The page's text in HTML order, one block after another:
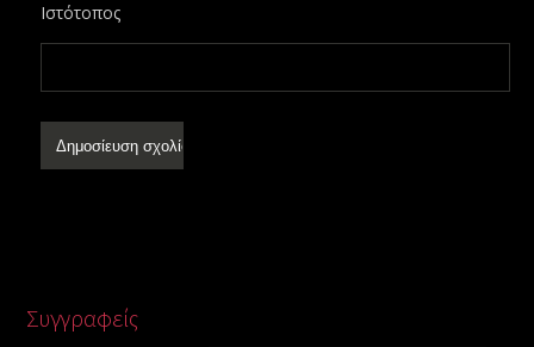
Ιστότοπος
Συγγραφείς